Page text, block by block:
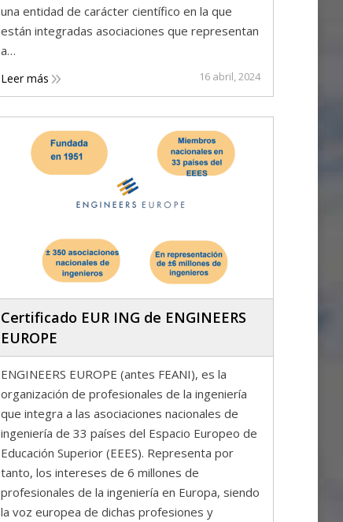
una entidad de carácter científico en la que
están integradas asociaciones que representan
a…
Leer más 16 abril, 2024
Certificado EUR ING de ENGINEERS
EUROPE
ENGINEERS EUROPE (antes FEANI), es la
organización de profesionales de la ingeniería
que integra a las asociaciones nacionales de
ingeniería de 33 países del Espacio Europeo de
Educación Superior (EEES). Representa por
tanto, los intereses de 6 millones de
profesionales de la ingeniería en Europa, siendo
la voz europea de dichas profesiones y